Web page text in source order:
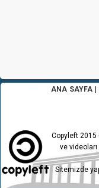
ANA SAYFA
Copyleft 2015
ve
Sitemizde